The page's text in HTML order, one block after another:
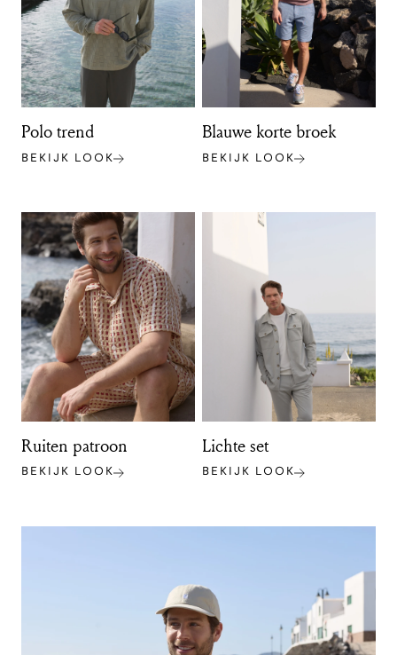
Polo trend
BEKIJK LOOK
Blauwe korte broek
BEKIJK LOOK
Ruiten patroon
BEKIJK LOOK
Lichte set
BEKIJK LOOK